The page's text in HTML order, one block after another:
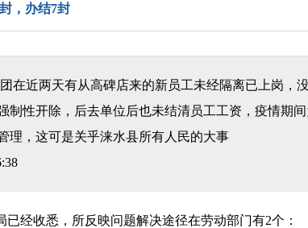
，办结7封
在近两天有从高碑店来的新员工未经隔离已上岗，
制性开除，后去单位后也未结清员工工资，疫情期
理，这可是关乎涞水县所有人民的大事
已经收悉，所反映问题解决途径在劳动部门有2个：